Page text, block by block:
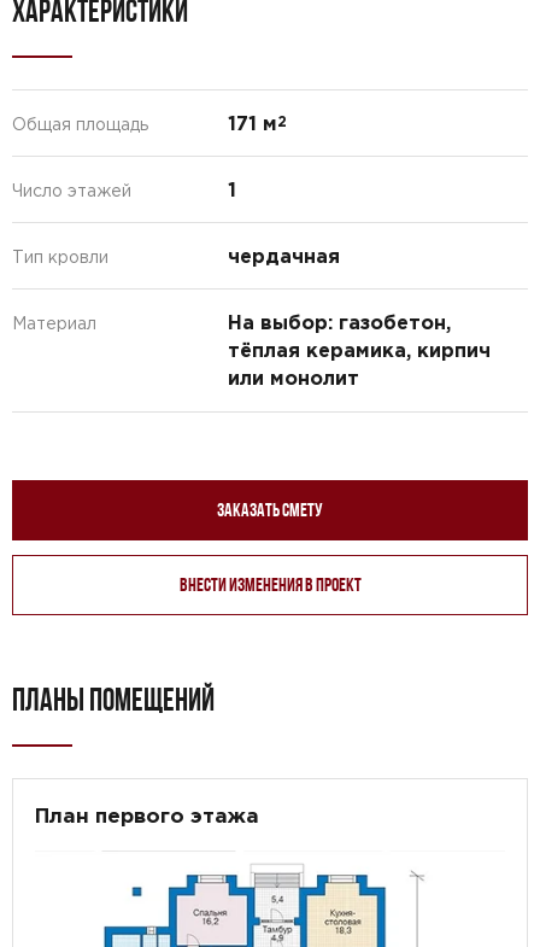
ХАРАКТЕРИСТИКИ
Общая площадь 171 м2
Число этажей 1
Тип кровли чердачная
Материал
На выбор: газобетон,
тёплая керамика, кирпич
или монолит
Заказать смету
Внести изменения в проект
ПЛАНЫ ПОМЕЩЕНИЙ
План первого этажа